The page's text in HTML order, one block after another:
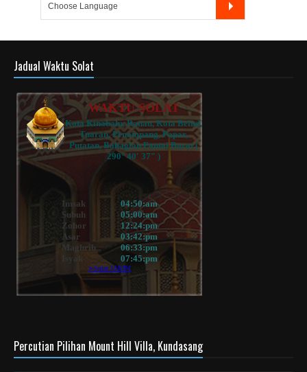
Jadual Waktu Solat
Percutian Pilihan Mount Hill Villa, Kundasang